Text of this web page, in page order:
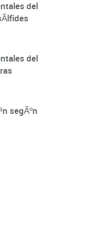
del
del
segÃºn